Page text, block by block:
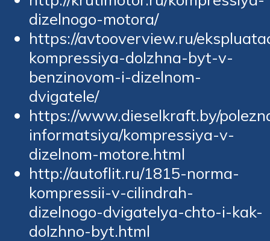
dizelnogo-motora/
https://avtooverview.ru/
kompressiya-dolzhna-byt-v-
benzinovom-i-dizelnom-
dvigatele/
https://www.dieselkraft.by/
informatsiya/kompressiya-v-
dizelnom-motore.html
http://autoflit.ru/1815-norma-
kompressii-v-cilindrah-
dizelnogo-dvigatelya-chto-i-kak-
dolzhno-byt.html